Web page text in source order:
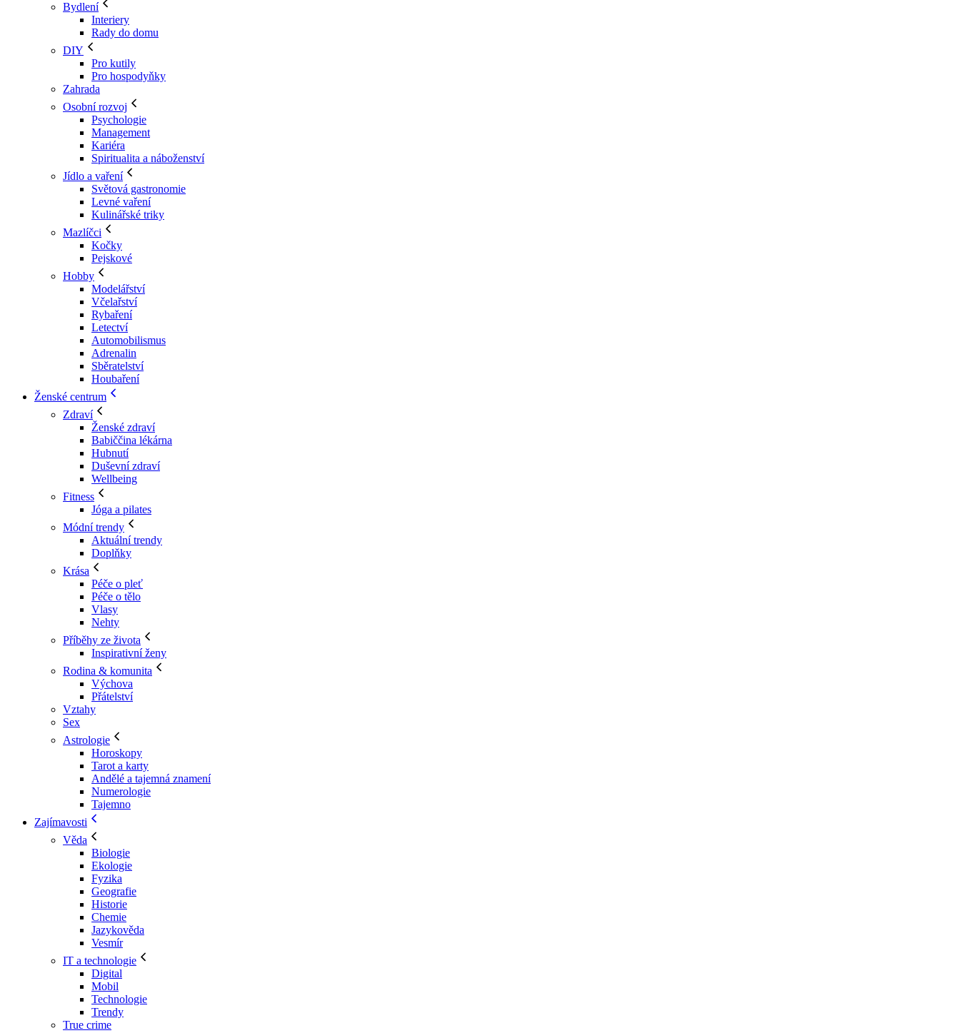
Bydlení
Interiery
Rady do domu
DIY
Pro kutily
Pro hospodyňky
Zahrada
Osobní rozvoj
Psychologie
Management
Kariéra
Spiritualita a náboženství
Jídlo a vaření
Světová gastronomie
Levné vaření
Kulinářské triky
Mazlíčci
Kočky
Pejskové
Hobby
Modelářství
Včelařství
Rybaření
Letectví
Automobilismus
Adrenalin
Sběratelství
Houbaření
Ženské centrum
Zdraví
Ženské zdraví
Babiččina lékárna
Hubnutí
Duševní zdraví
Wellbeing
Fitness
Jóga a pilates
Módní trendy
Aktuální trendy
Doplňky
Krása
Péče o pleť
Péče o tělo
Vlasy
Nehty
Příběhy ze života
Inspirativní ženy
Rodina & komunita
Výchova
Přátelství
Vztahy
Sex
Astrologie
Horoskopy
Tarot a karty
Andělé a tajemná znamení
Numerologie
Tajemno
Zajímavosti
Věda
Biologie
Ekologie
Fyzika
Geografie
Historie
Chemie
Jazykověda
Vesmír
IT a technologie
Digital
Mobil
Technologie
Trendy
True crime